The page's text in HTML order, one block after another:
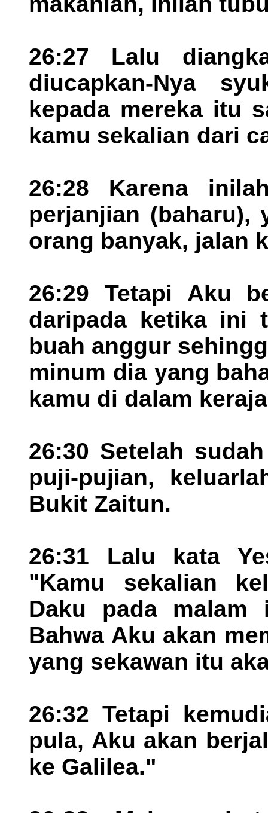
26:27 Lalu
diucapkan-Nya
kepada mereka itu
kamu sekalian dari
26:28 Karena
perjanjian (baharu),
orang banyak, jalan
26:29 Tetapi Aku
daripada ketika ini
buah anggur
minum dia yang
kamu di dalam
26:30 Setelah
puji-pujian,
Bukit Zaitun.
26:31 Lalu kata
"Kamu sekalian
Daku pada malam
Bahwa Aku akan
yang sekawan itu
26:32 Tetapi
pula, Aku akan
ke Galilea."